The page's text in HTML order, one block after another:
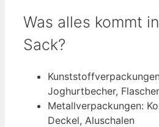
Was alles kommt
Sack?
Joghurtbecher,
Metallverpackungen:
Deckel, Aluschalen